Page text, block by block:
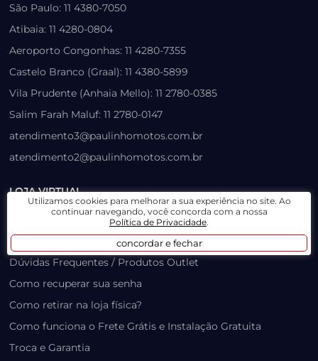
São Paulo: 11 4380-7050
Atibaia: 11 4280-0804
Aeroporto Congonhas: 11 4280-7355
Castelo Branco (Graal): 11 4380-5899
Vila Prudente (Anhaia Mello): 11 2780-0385
Salim Farah Maluf: 11 2780-0147
atendimento3@paulinhomotos.com.br
atendimento2@paulinhomotos.com.br
LOJA VIRTUAL
Prazo, Rastreio e Transporte
Dúvidas Frequentes / Produtos Outlet
Como recuperar sua senha
Como retirar na loja física?
Como funciona o Frete Grátis e Instalação Gratuita
Troca e Garantia
Utilizamos cookies para melhorar a sua experiência no site. Ao
continuar navegando, você concorda com a nossa
Política de Privacidade.
concordar e fechar